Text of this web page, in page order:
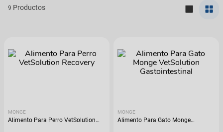
9
MONGE
Alimento Para Perro VetSolution
MONGE
Alimento Para Gato Monge